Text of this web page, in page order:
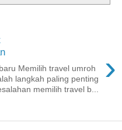
›
Memilih travel umroh
langkah paling penting
memilih travel b...